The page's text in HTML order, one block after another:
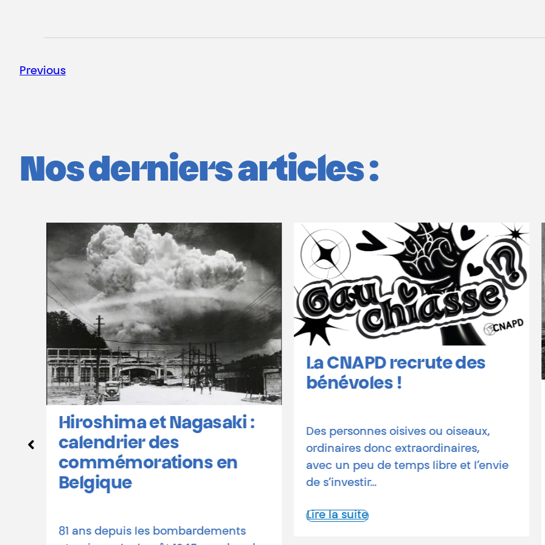
Previous
Nos derniers articles :
Hiroshima et Nagasaki :
calendrier des
commémorations en
Belgique
81 ans depuis les bombardements
La CNAPD recrute des
bénévoles !
Des personnes oisives ou oiseaux,
ordinaires donc extraordinaires,
avec un peu de temps libre et l’envie
de s’investir…
Lire la suite